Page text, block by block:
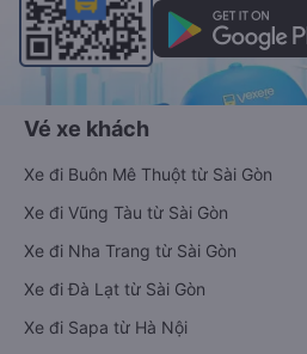
Vé xe khách
Xe đi Buôn Mê Thuột từ Sài Gòn
Xe đi Vũng Tàu từ Sài Gòn
Xe đi Nha Trang từ Sài Gòn
Xe đi Đà Lạt từ Sài Gòn
Xe đi Sapa từ Hà Nội